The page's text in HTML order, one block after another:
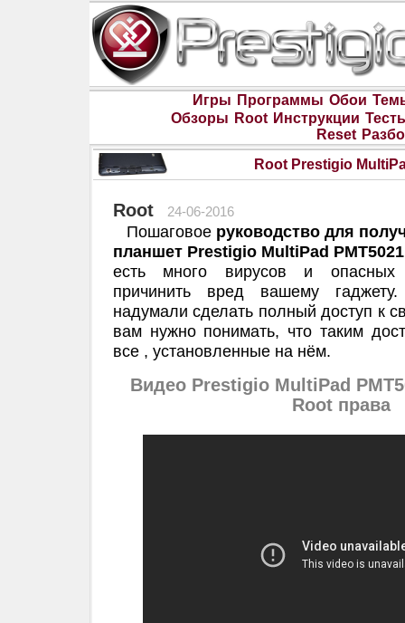
Игры Программы Обои
Обзоры Root Инструкции
Reset
Root Prestigio
Root 24-06-2016
Пошаговое руководство для
планшет Prestigio MultiPad
есть много вирусов и опасных
причинить вред вашему
надумали сделать полный доступ к
вам нужно понимать, что таким
все , установленные на нём.
Видео Prestigio MultiPad
Root права